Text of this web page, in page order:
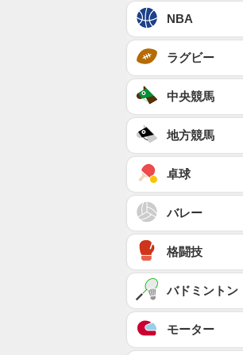
NBA
ラグビー
中央競馬
地方競馬
卓球
バレー
格闘技
バドミントン
モーター